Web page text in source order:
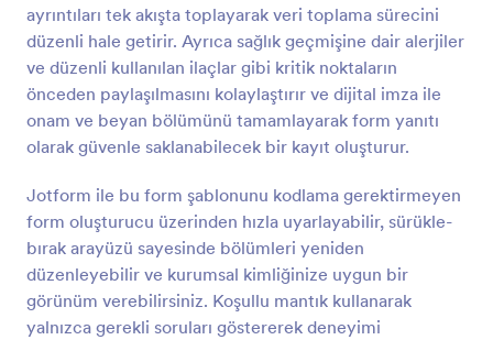
ayrıntıları tek akışta toplayarak veri toplama sürecini
düzenli hale getirir. Ayrıca sağlık geçmişine dair alerjiler
ve düzenli kullanılan ilaçlar gibi kritik noktaların
önceden paylaşılmasını kolaylaştırır ve dijital imza ile
onam ve beyan bölümünü tamamlayarak form yanıtı
olarak güvenle saklanabilecek bir kayıt oluşturur.
Jotform ile bu form şablonunu kodlama gerektirmeyen
form oluşturucu üzerinden hızla uyarlayabilir, sürükle-
bırak arayüzü sayesinde bölümleri yeniden
düzenleyebilir ve kurumsal kimliğinize uygun bir
görünüm verebilirsiniz. Koşullu mantık kullanarak
yalnızca gerekli soruları göstererek deneyimi